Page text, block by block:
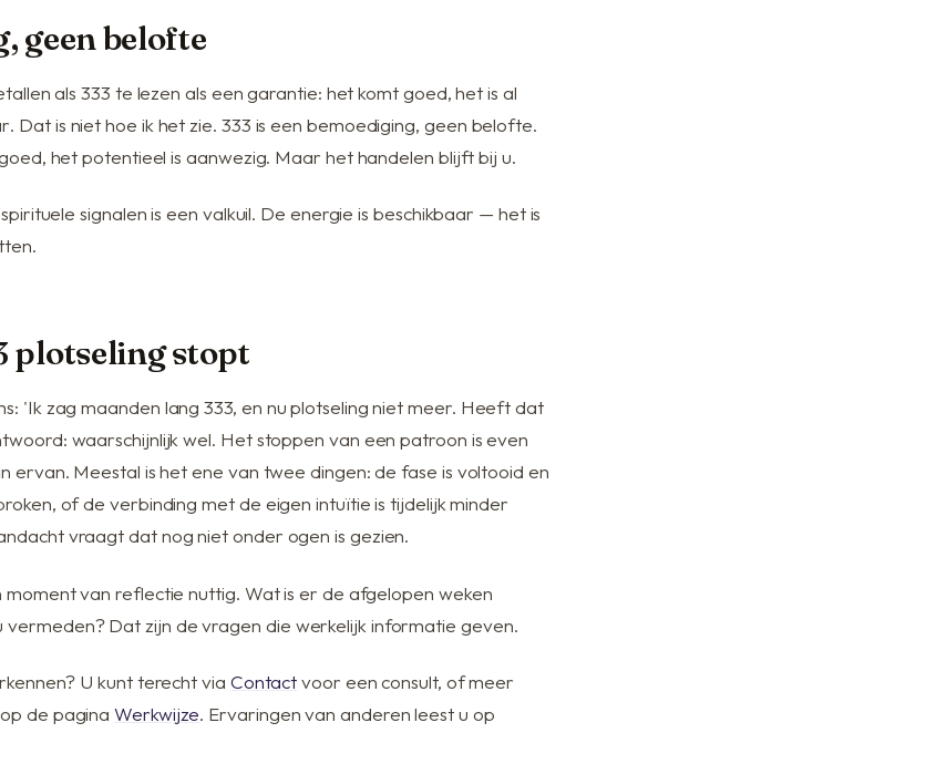
geen belofte
als 333 te lezen als een garantie: het komt goed, het is al
. Dat is niet hoe ik het zie. 333 is een bemoediging, geen belofte.
het potentieel is aanwezig. Maar het handelen blijft bij u.
signalen is een valkuil. De energie is beschikbaar — het is
plotseling stopt
'Ik zag maanden lang 333, en nu plotseling niet meer. Heeft dat
waarschijnlijk wel. Het stoppen van een patroon is even
ervan. Meestal is het ene van twee dingen: de fase is voltooid en
of de verbinding met de eigen intuïtie is tijdelijk minder
vraagt dat nog niet onder ogen is gezien.
moment van reflectie nuttig. Wat is er de afgelopen weken
Dat zijn de vragen die werkelijk informatie geven.
U kunt terecht via Contactvoor een consult, of meer
de paginaWerkwijze. Ervaringen van anderen leest u op